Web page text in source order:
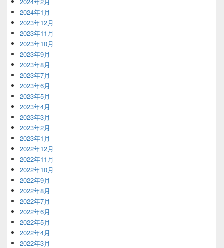
2024年1月
2023年12月
2023年11月
2023年10月
2023年9月
2023年8月
2023年7月
2023年6月
2023年5月
2023年4月
2023年3月
2023年2月
2023年1月
2022年12月
2022年11月
2022年10月
2022年9月
2022年8月
2022年7月
2022年6月
2022年5月
2022年4月
2022年3月